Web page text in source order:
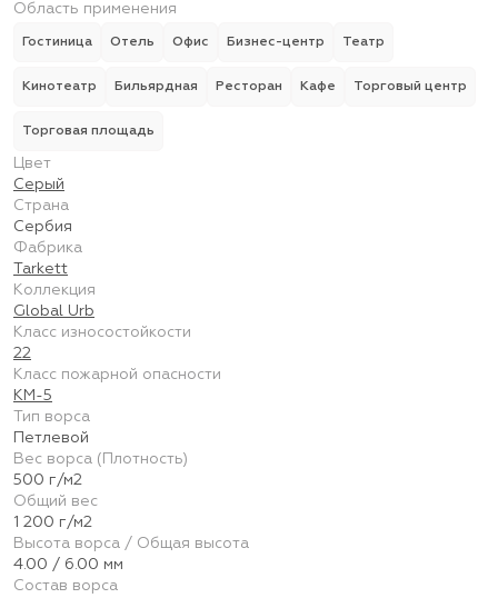
Область применения
Гостиница Отель Офис Бизнес-центр Театр
Кинотеатр Бильярдная Ресторан Кафе Торговый центр
Торговая площадь
Цвет
Серый
Страна
Сербия
Фабрика
Tarkett
Коллекция
Global Urb
Класс износостойкости
22
Класс пожарной опасности
КМ-5
Тип ворса
Петлевой
Вес ворса (Плотность)
500 г/м2
Общий вес
1 200 г/м2
Высота ворса / Общая высота
4.00 / 6.00 мм
Состав ворса